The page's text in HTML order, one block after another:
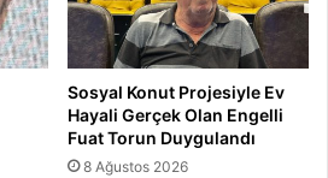
Sosyal Konut Projesiyle Ev
Hayali Gerçek Olan Engelli
Fuat Torun Duygulandı
8 Ağustos 2026